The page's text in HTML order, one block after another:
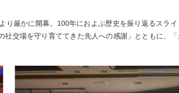
り厳かに開幕。100年におよぶ歴史を振り返るスライ
交場を守り育ててきた先人への感謝」とともに、